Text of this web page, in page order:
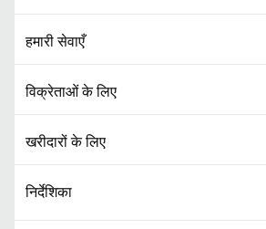
हमारी सेवाएँ
विक्रेताओं के लिए
खरीदारों के लिए
निर्देशिका